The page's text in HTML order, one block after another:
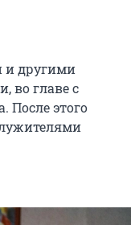
и другими
во главе с
После этого